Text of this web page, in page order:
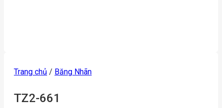
Trang chủ / Băng Nhãn
TZ2-661